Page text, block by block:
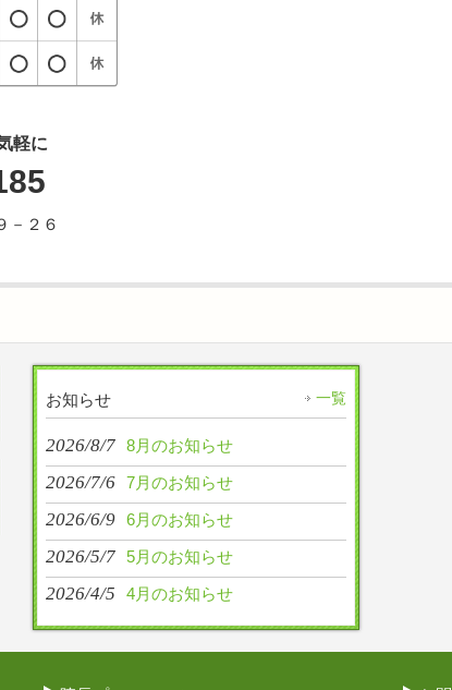
軽に
－２６
お知らせ 一覧
2026/8/7 8月のお知らせ
2026/7/6 7月のお知らせ
2026/6/9 6月のお知らせ
2026/5/7 5月のお知らせ
2026/4/5 4月のお知らせ